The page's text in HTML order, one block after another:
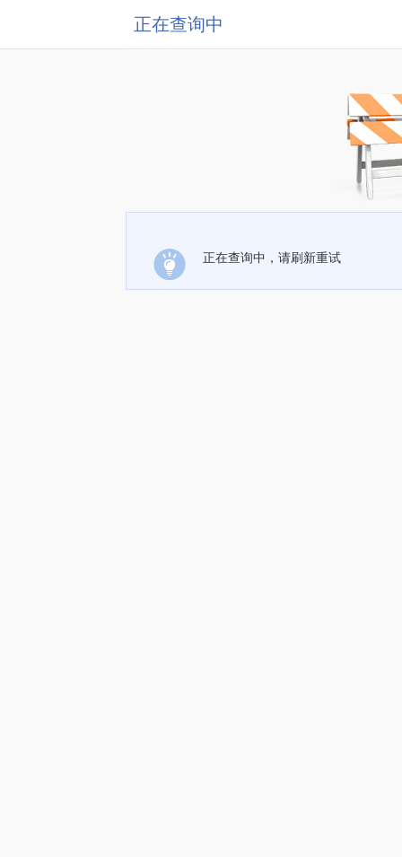
正在查询中
正在查询中，请刷新重试